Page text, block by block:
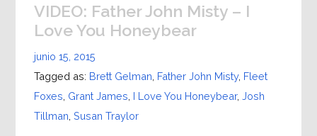
VIDEO: Father John Misty – I
Love You Honeybear
junio 15, 2015
Tagged as: Brett Gelman Father John Misty, Fleet
Foxes Grant James I Love You Honeybear, Josh
Tillman Susan Traylor